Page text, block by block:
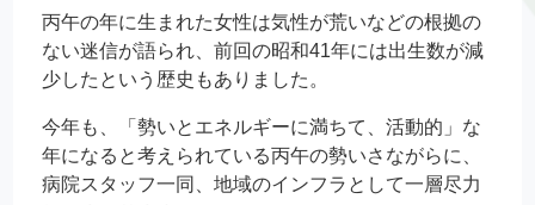
丙午の年に生まれた女性は気性が荒いなどの根拠の
ない迷信が語られ、前回の昭和41年には出生数が減
少したという歴史もありました。
今年も、「勢いとエネルギーに満ちて、活動的」な
年になると考えられている丙午の勢いさながらに、
病院スタッフ一同、地域のインフラとして一層尽力